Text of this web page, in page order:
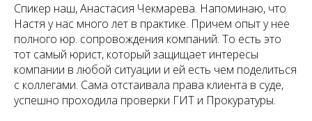
Спикер наш, Анастасия Чекмарева. Напоминаю, что
Настя у нас много лет в практике. Причем опыт у нее
полного юр. сопровождения компаний. То есть это
тот самый юрист, который защищает интересы
компании в любой ситуации и ей есть чем поделиться
с коллегами. Сама отстаивала права клиента в суде,
успешно проходила проверки ГИТ и Прокуратуры.